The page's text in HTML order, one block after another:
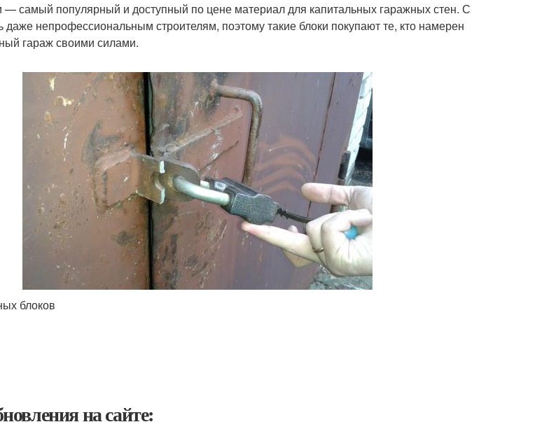
— самый популярный и доступный по цене материал для капитальных гаражных стен. С
даже непрофессиональным строителям, поэтому такие блоки покупают те, кто намерен
гараж своими силами.
блоков
на сайте: